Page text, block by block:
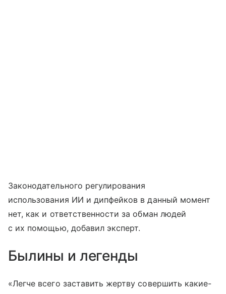
Законодательного регулирования
использования ИИ и дипфейков в данный момент
нет, как и ответственности за обман людей
с их помощью, добавил эксперт.
Былины и легенды
«Легче всего заставить жертву совершить какие-